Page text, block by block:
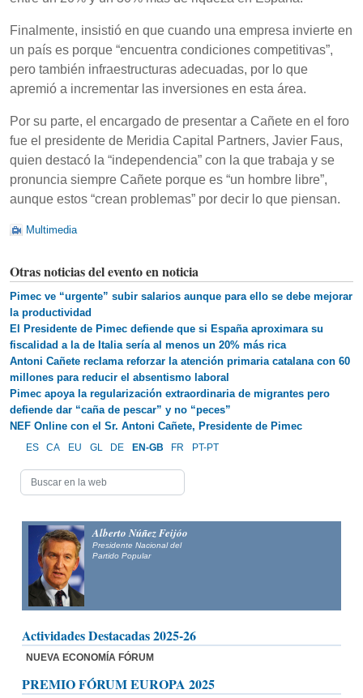
Finalmente, insistió en que cuando una empresa invierte en
un país es porque “encuentra condiciones competitivas”,
pero también infraestructuras adecuadas, por lo que
apremió a incrementar las inversiones en esta área.
Por su parte, el encargado de presentar a Cañete en el foro
fue el presidente de Meridia Capital Partners, Javier Faus,
quien destacó la “independencia” con la que trabaja y se
pronuncia siempre Cañete porque es “un hombre libre”,
aunque estos “crean problemas” por decir lo que piensan.
Multimedia
Otras noticias del evento en noticia
Pimec ve “urgente” subir salarios aunque para ello se debe mejorar
la productividad
El Presidente de Pimec defiende que si España aproximara su
fiscalidad a la de Italia sería al menos un 20% más rica
Antoni Cañete reclama reforzar la atención primaria catalana con 60
millones para reducir el absentismo laboral
Pimec apoya la regularización extraordinaria de migrantes pero
defiende dar “caña de pescar” y no “peces”
NEF Online con el Sr. Antoni Cañete, Presidente de Pimec
ES CA EU GL DE EN-GB FR PT-PT
Alberto Núñez Feijóo
Presidente Nacional del
Partido Popular
Actividades Destacadas 2025-26
NUEVA ECONOMÍA FÓRUM
PREMIO FÓRUM EUROPA 2025